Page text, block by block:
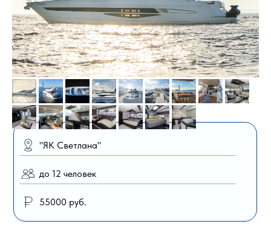
до 12 человек
"ЯК Светлана"
55000 руб.